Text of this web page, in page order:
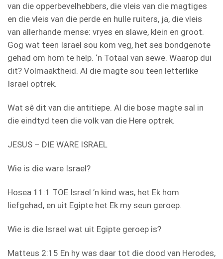
van die opperbevelhebbers, die vleis van die magtiges
en die vleis van die perde en hulle ruiters, ja, die vleis
van allerhande mense: vryes en slawe, klein en groot.
Gog wat teen Israel sou kom veg, het ses bondgenote
gehad om hom te help. ‘n Totaal van sewe. Waarop dui
dit? Volmaaktheid. Al die magte sou teen letterlike
Israel optrek.
Wat sê dit van die antitiepe. Al die bose magte sal in
die eindtyd teen die volk van die Here optrek.
JESUS – DIE WARE ISRAEL
Wie is die ware Israel?
Hosea 11:1 TOE Israel ’n kind was, het Ek hom
liefgehad, en uit Egipte het Ek my seun geroep.
Wie is die Israel wat uit Egipte geroep is?
Matteus 2:15 En hy was daar tot die dood van Herodes,